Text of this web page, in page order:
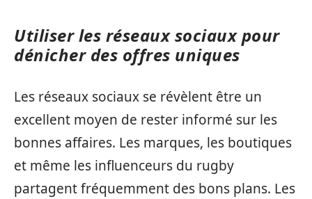
Utiliser les réseaux sociaux pour
dénicher des offres uniques
Les réseaux sociaux se révèlent être un
excellent moyen de rester informé sur les
bonnes affaires. Les marques, les boutiques
et même les influenceurs du rugby
partagent fréquemment des bons plans. Les